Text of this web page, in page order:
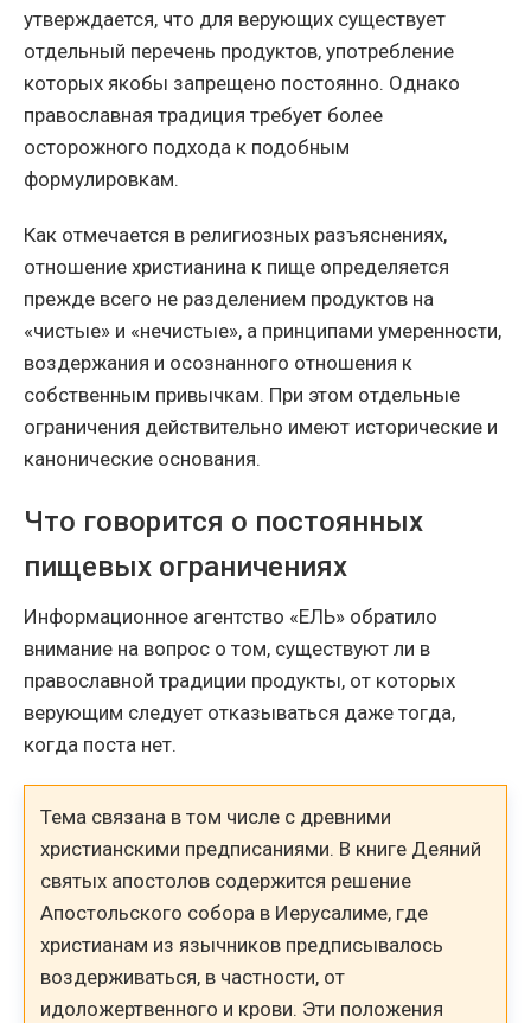
утверждается, что для верующих существует
отдельный перечень продуктов, употребление
которых якобы запрещено постоянно. Однако
православная традиция требует более
осторожного подхода к подобным
формулировкам.
Как отмечается в религиозных разъяснениях,
отношение христианина к пище определяется
прежде всего не разделением продуктов на
«чистые» и «нечистые», а принципами умеренности,
воздержания и осознанного отношения к
собственным привычкам. При этом отдельные
ограничения действительно имеют исторические и
канонические основания.
Что говорится о постоянных
пищевых ограничениях
Информационное агентство «ЕЛЬ» обратило
внимание на вопрос о том, существуют ли в
православной традиции продукты, от которых
верующим следует отказываться даже тогда,
когда поста нет.
Тема связана в том числе с древними
христианскими предписаниями. В книге Деяний
святых апостолов содержится решение
Апостольского собора в Иерусалиме, где
христианам из язычников предписывалось
воздерживаться, в частности, от
идоложертвенного и крови. Эти положения